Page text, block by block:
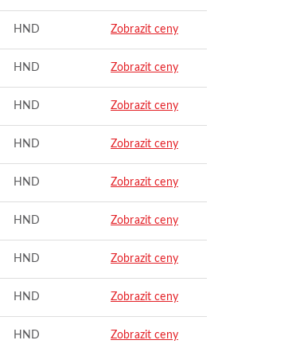
HND Zobrazit ceny
HND Zobrazit ceny
HND Zobrazit ceny
HND Zobrazit ceny
HND Zobrazit ceny
HND Zobrazit ceny
HND Zobrazit ceny
HND Zobrazit ceny
HND Zobrazit ceny